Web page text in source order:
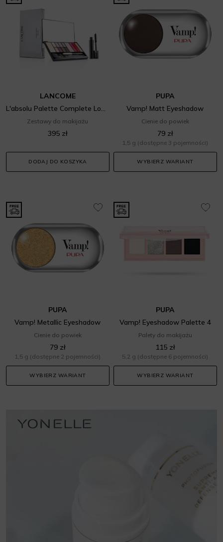
LANCOME
L'absolu Palette Complete Look Set
Zestawy do makijażu
395 zł
DODAJ DO KOSZYKA
PUPA
Vamp! Matt Eyeshadow
Cienie do powiek
79 zł
1,5 g (dostępne 3 pojemności)
WYBIERZ WARIANT
PUPA
Vamp! Metallic Eyeshadow
Cienie do powiek
79 zł
1,5 g (dostępne 2 pojemności)
WYBIERZ WARIANT
PUPA
Vamp! Eyeshadow Palette 4
Palety do makijażu
115 zł
5,2 g (dostępne 6 pojemności)
WYBIERZ WARIANT